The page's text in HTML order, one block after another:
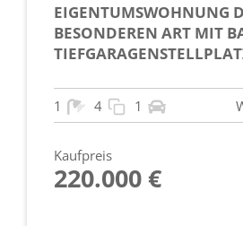
EIGENTUMSWOHNUNG
BESONDEREN ART MIT
1 4 1
Kaufpreis
220.000 €